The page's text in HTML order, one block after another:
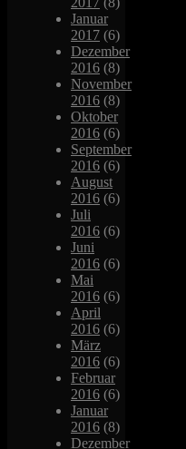
Januar
2017 (6)
Dezember
2016 (8)
November
2016 (8)
Oktober
2016 (6)
September
2016 (6)
August
2016 (6)
Juli
2016 (6)
Juni
2016 (6)
Mai
2016 (6)
April
2016 (6)
März
2016 (6)
Februar
2016 (6)
Januar
2016 (8)
Dezember